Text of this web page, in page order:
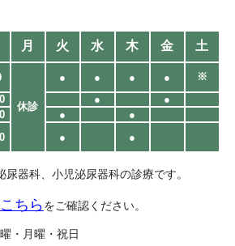
月 火 水 木 金 土
休診
● ● ● ● ※
●
●
● ●
● ●
器科、小児泌尿器科の診療です。
こちらをご確認ください。
・月曜・祝日